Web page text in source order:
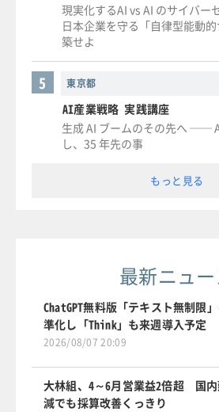
現実化するAI vs AI のサイバー
日本企業を守る「自律型能動
築せよ
東京都
5
AI産業戦略 実践講座
生成 AI ブームのその先へ ──
し、35 年先の事
もっと見る
最新ニュ
ChatGPT無料版「テキスト無制限
準化し「Think」も来週導入予定
2026/08/07 20:09
大林組、4～6月営業益2倍超 国
減でも採算改善くっきり